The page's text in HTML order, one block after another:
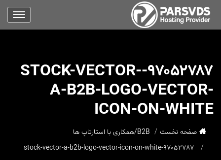
۹۷۰۵۲۷۸۷-STOCK-VECTOR-
A-B2B-LOGO-VECTOR-
ICON-ON-WHITE
صفحه نخست
B2B/همکاری با استارتاپ ها